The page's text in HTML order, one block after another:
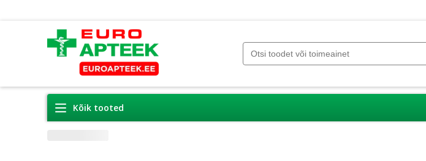
Kõik tooted